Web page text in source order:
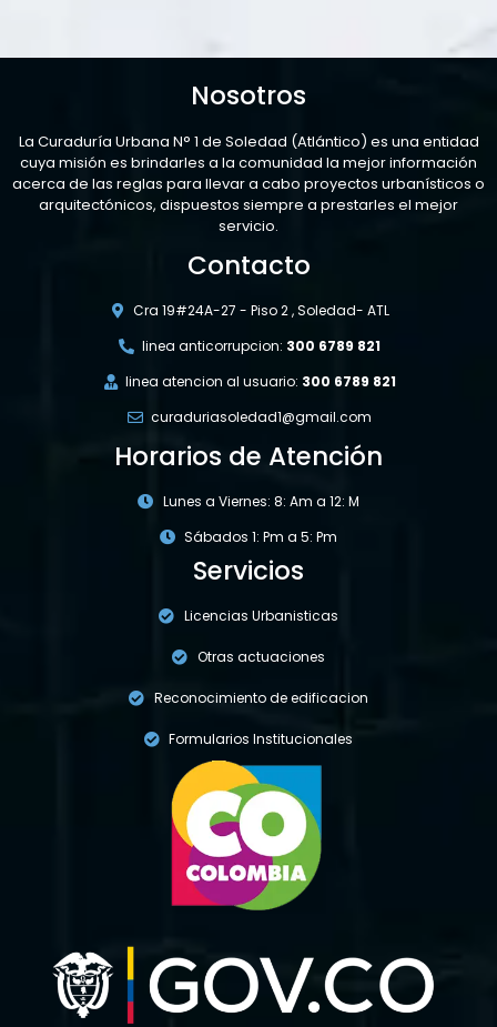
Nosotros
La Curaduría Urbana N° 1 de Soledad (Atlántico) es una entidad
cuya misión es brindarles a la comunidad la mejor información
acerca de las reglas para llevar a cabo proyectos urbanísticos o
arquitectónicos, dispuestos siempre a prestarles el mejor
servicio.
Contacto
Cra 19#24A-27 - Piso 2 , Soledad- ATL
linea anticorrupcion: 300 6789 821
linea atencion al usuario: 300 6789 821
curaduriasoledad1@gmail.com
Horarios de Atención
Lunes a Viernes: 8: Am a 12: M
Sábados 1: Pm a 5: Pm
Servicios
Licencias Urbanisticas
Otras actuaciones
Reconocimiento de edificacion
Formularios Institucionales